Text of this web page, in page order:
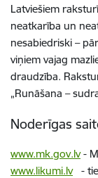
Latviešiem
neatkarība un
nesabiedriski –
viņiem vajag
draudzība.
„Runāšana –
Noderīgas
www.mk.gov.lv-
www.likumi.lv-